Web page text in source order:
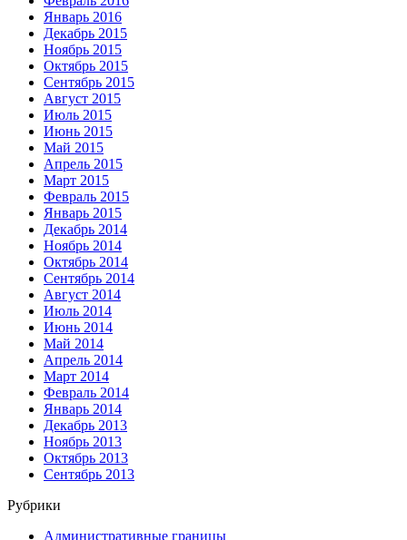
Январь 2016
Декабрь 2015
Ноябрь 2015
Октябрь 2015
Сентябрь 2015
Август 2015
Июль 2015
Июнь 2015
Май 2015
Апрель 2015
Март 2015
Февраль 2015
Январь 2015
Декабрь 2014
Ноябрь 2014
Октябрь 2014
Сентябрь 2014
Август 2014
Июль 2014
Июнь 2014
Май 2014
Апрель 2014
Март 2014
Февраль 2014
Январь 2014
Декабрь 2013
Ноябрь 2013
Октябрь 2013
Сентябрь 2013
Рубрики
Административные границы